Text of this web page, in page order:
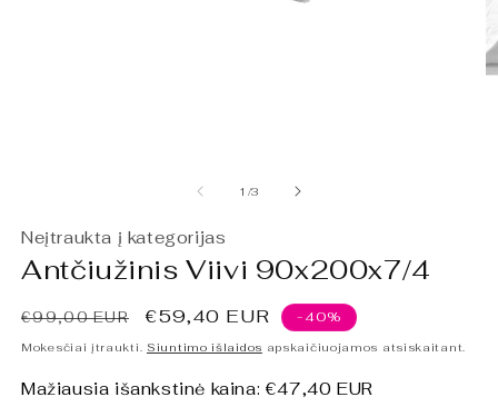
1 /iš
3
Neįtraukta į kategorijas
Antčiužinis Viivi 90x200x7/4
Įprasta
kaina
€99,00 EUR
Išpardavimo
kaina
€59,40 EUR -40%
Mokesčiai įtraukti. Siuntimo išlaidos apskaičiuojamos atsiskaitant.
Mažiausia išankstinė kaina: €47,40 EUR